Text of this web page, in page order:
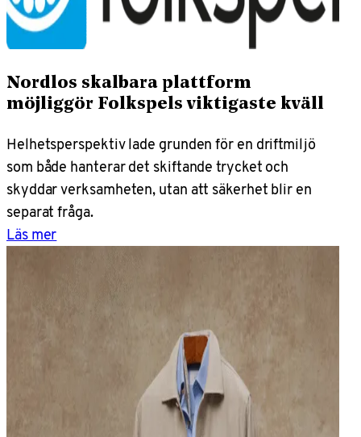
Nordlos skalbara plattform
möjliggör Folkspels viktigaste kväll
Helhetsperspektiv lade grunden för en driftmiljö
som både hanterar det skiftande trycket och
skyddar verksamheten, utan att säkerhet blir en
separat fråga.
Läs mer